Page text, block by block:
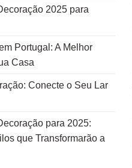
2025 para
Portugal: A Melhor
Casa
Conecte o Seu Lar
para 2025:
que Transformarão a